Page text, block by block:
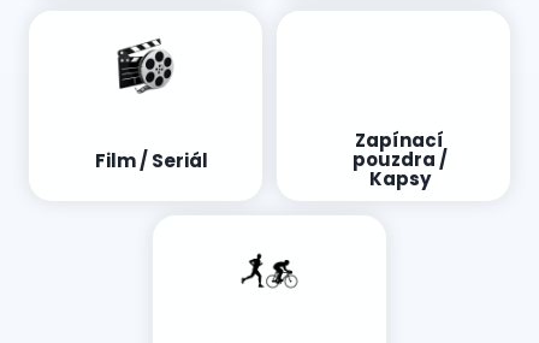
Film / Seriál
Zapínací
pouzdra /
Kapsy